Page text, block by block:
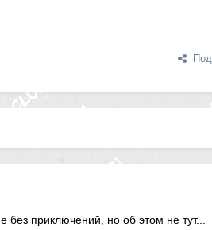
приключений, но об этом не тут...